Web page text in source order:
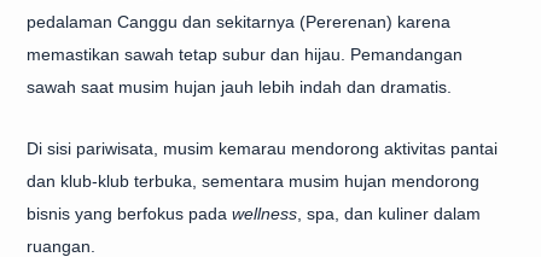
pedalaman Canggu dan sekitarnya (Pererenan) karena
memastikan sawah tetap subur dan hijau. Pemandangan
sawah saat musim hujan jauh lebih indah dan dramatis.
Di sisi pariwisata, musim kemarau mendorong aktivitas pantai
dan klub-klub terbuka, sementara musim hujan mendorong
bisnis yang berfokus pada wellness , spa, dan kuliner dalam
ruangan.